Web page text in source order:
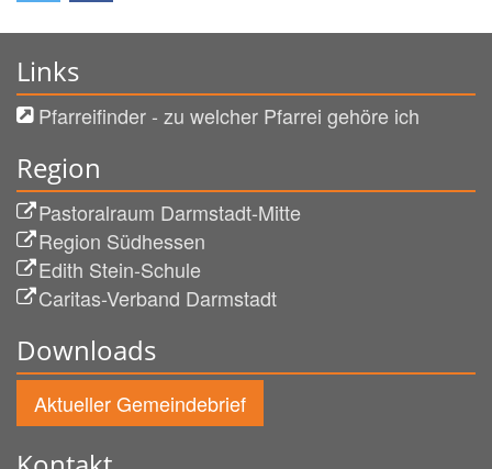
Links
Pfarreifinder - zu welcher Pfarrei gehöre ich
Region
Pastoralraum Darmstadt-Mitte
Region Südhessen
Edith Stein-Schule
Caritas-Verband Darmstadt
Downloads
Aktueller Gemeindebrief